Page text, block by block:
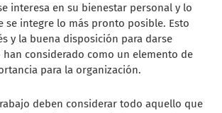
interesa en su bienestar personal y lo
se integre lo más pronto posible. Esto
y la buena disposición para darse
han considerado como un elemento de
para la organización.
deben considerar todo aquello que